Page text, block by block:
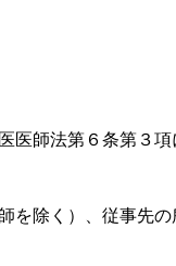
師法第６条第３
除く）、従事先